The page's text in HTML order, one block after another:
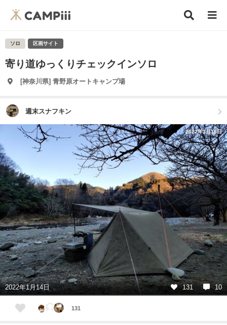
ソロ 区画サイト
寄り道ゆっくりチェックインソロ
[神奈川県] 青野原オートキャンプ場
週末スナフキン
2022年1月16日
2022年1月14日 131 10
131